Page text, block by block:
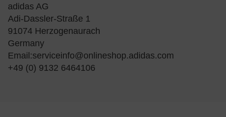
adidas AG
Adi-Dassler-Straße 1
91074 Herzogenaurach
Germany
Email:serviceinfo@onlineshop.adidas.com
+49 (0) 9132 6464106